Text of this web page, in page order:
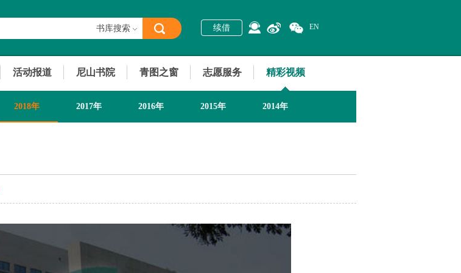
书库搜索 续借 EN
活动报道 尼山书院 青图之窗 志愿服务 精彩视频
2018年 2017年 2016年 2015年 2014年